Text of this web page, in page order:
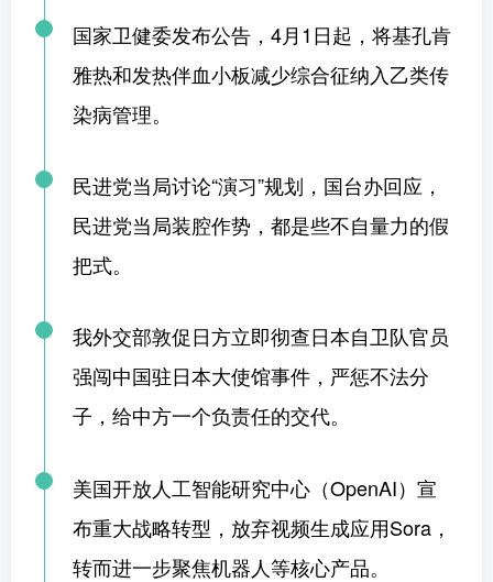
国家卫健委发布公告，4月1日起，将基孔肯
雅热和发热伴血小板减少综合征纳入乙类传
染病管理。
民进党当局讨论“演习”规划，国台办回应，
民进党当局装腔作势，都是些不自量力的假
把式。
我外交部敦促日方立即彻查日本自卫队官员
强闯中国驻日本大使馆事件，严惩不法分
子，给中方一个负责任的交代。
美国开放人工智能研究中心（OpenAI）宣
布重大战略转型，放弃视频生成应用Sora，
转而进一步聚焦机器人等核心产品。